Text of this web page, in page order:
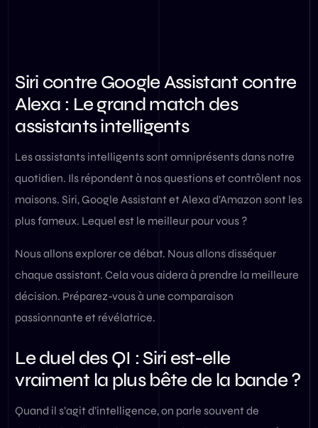
Siri contre Google Assistant contre
Alexa : Le grand match des
assistants intelligents
Les assistants intelligents sont omniprésents dans notre
quotidien. Ils répondent à nos questions et contrôlent nos
maisons. Siri, Google Assistant et Alexa d’Amazon sont les
plus fameux. Lequel est le meilleur pour vous ?
Nous allons explorer ce débat. Nous allons disséquer
chaque assistant. Cela vous aidera à prendre la meilleure
décision. Préparez-vous à une comparaison
passionnante et révélatrice.
Le duel des QI : Siri est-elle
vraiment la plus bête de la bande ?
Quand il s’agit d’intelligence, on parle souvent de